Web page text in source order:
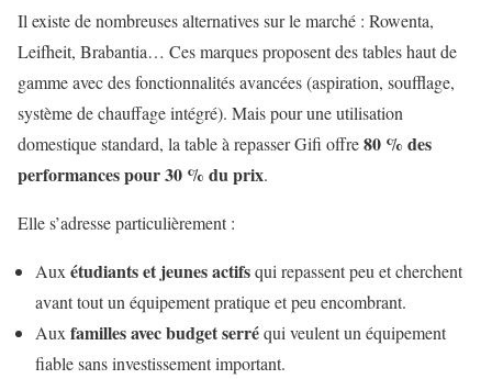
Il existe de nombreuses alternatives sur le marché : Rowenta,
Leifheit, Brabantia… Ces marques proposent des tables haut de
gamme avec des fonctionnalités avancées (aspiration, soufflage,
système de chauffage intégré). Mais pour une utilisation
domestique standard, la table à repasser Gifi offre80 % des
performances pour 30 % du prix.
Elle s’adresse particulièrement :
Aux étudiants et jeunes actifsqui repassent peu et cherchent
avant tout un équipement pratique et peu encombrant.
Aux familles avec budget serréqui veulent un équipement
fiable sans investissement important.